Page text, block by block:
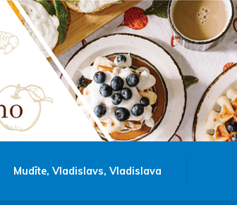
Mudīte, Vladislavs, Vladislava